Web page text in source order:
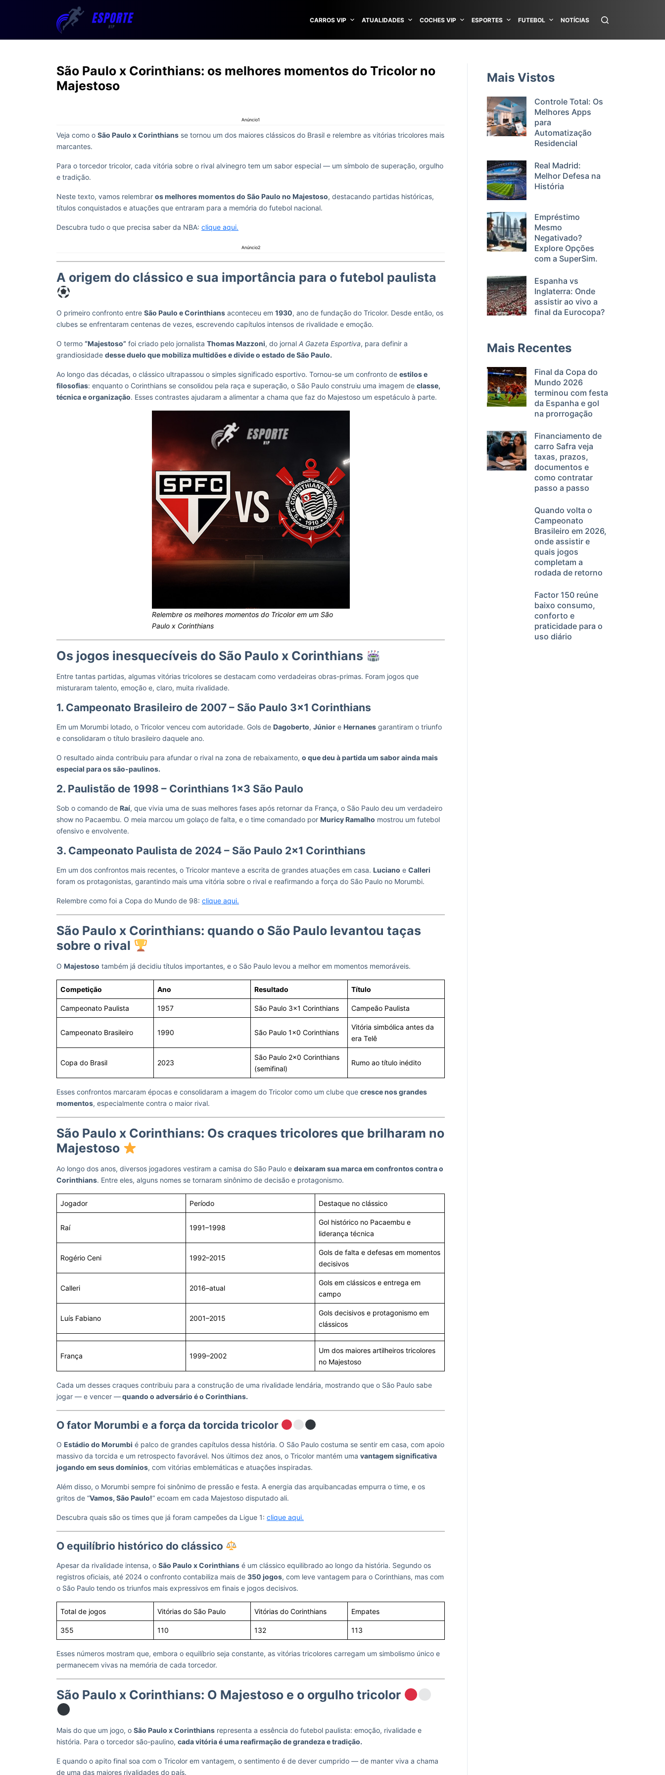
CARROS VIP ATUALIDADES COCHES VIP ESPORTES FUTEBOL NOTÍCIAS
São Paulo x Corinthians: os melhores momentos do Tricolor no
Majestoso
Anúncio1
Veja como o São Paulo x Corinthians se tornou um dos maiores clássicos do Brasil e relembre as vitórias tricolores mais
marcantes.
Para o torcedor tricolor, cada vitória sobre o rival alvinegro tem um sabor especial — um símbolo de superação, orgulho
e tradição.
Neste texto, vamos relembrar os melhores momentos do São Paulo no Majestoso, destacando partidas históricas,
títulos conquistados e atuações que entraram para a memória do futebol nacional.
Descubra tudo o que precisa saber da NBA: clique aqui.
Anúncio2
A origem do clássico e sua importância para o futebol paulista
O primeiro confronto entre São Paulo e Corinthians aconteceu em 1930, ano de fundação do Tricolor. Desde então, os
clubes se enfrentaram centenas de vezes, escrevendo capítulos intensos de rivalidade e emoção.
O termo “Majestoso” foi criado pelo jornalista Thomas Mazzoni, do jornal A Gazeta Esportiva, para definir a
grandiosidade desse duelo que mobiliza multidões e divide o estado de São Paulo.
Ao longo das décadas, o clássico ultrapassou o simples significado esportivo. Tornou-se um confronto de estilos e
filosofias: enquanto o Corinthians se consolidou pela raça e superação, o São Paulo construiu uma imagem de classe,
técnica e organização. Esses contrastes ajudaram a alimentar a chama que faz do Majestoso um espetáculo à parte.
Relembre os melhores momentos do Tricolor em um São
Paulo x Corinthians
Os jogos inesquecíveis do São Paulo x Corinthians
Entre tantas partidas, algumas vitórias tricolores se destacam como verdadeiras obras-primas. Foram jogos que
misturaram talento, emoção e, claro, muita rivalidade.
1. Campeonato Brasileiro de 2007 – São Paulo 3×1 Corinthians
Em um Morumbi lotado, o Tricolor venceu com autoridade. Gols de Dagoberto, Júnior e Hernanes garantiram o triunfo
e consolidaram o título brasileiro daquele ano.
O resultado ainda contribuiu para afundar o rival na zona de rebaixamento, o que deu à partida um sabor ainda mais
especial para os são-paulinos.
2. Paulistão de 1998 – Corinthians 1×3 São Paulo
Sob o comando de Raí, que vivia uma de suas melhores fases após retornar da França, o São Paulo deu um verdadeiro
show no Pacaembu. O meia marcou um golaço de falta, e o time comandado por Muricy Ramalho mostrou um futebol
ofensivo e envolvente.
3. Campeonato Paulista de 2024 – São Paulo 2×1 Corinthians
Em um dos confrontos mais recentes, o Tricolor manteve a escrita de grandes atuações em casa. Luciano e Calleri
foram os protagonistas, garantindo mais uma vitória sobre o rival e reafirmando a força do São Paulo no Morumbi.
Relembre como foi a Copa do Mundo de 98: clique aqui.
São Paulo x Corinthians: quando o São Paulo levantou taças
sobre o rival
O Majestoso também já decidiu títulos importantes, e o São Paulo levou a melhor em momentos memoráveis.
Competição Ano Resultado Título
Campeonato Paulista 1957 São Paulo 3×1 Corinthians Campeão Paulista
Campeonato Brasileiro 1990 São Paulo 1×0 Corinthians
Vitória simbólica antes da
era Telê
Copa do Brasil 2023
São Paulo 2×0 Corinthians
(semifinal)
Rumo ao título inédito
Esses confrontos marcaram épocas e consolidaram a imagem do Tricolor como um clube que cresce nos grandes
momentos, especialmente contra o maior rival.
São Paulo x Corinthians: Os craques tricolores que brilharam no
Majestoso
Ao longo dos anos, diversos jogadores vestiram a camisa do São Paulo e deixaram sua marca em confrontos contra o
Corinthians. Entre eles, alguns nomes se tornaram sinônimo de decisão e protagonismo.
Jogador Período Destaque no clássico
Raí 1991–1998
Gol histórico no Pacaembu e
liderança técnica
Rogério Ceni 1992–2015
Gols de falta e defesas em momentos
decisivos
Calleri 2016–atual
Gols em clássicos e entrega em
campo
Luís Fabiano 2001–2015
Gols decisivos e protagonismo em
clássicos
França 1999–2002
Um dos maiores artilheiros tricolores
no Majestoso
Cada um desses craques contribuiu para a construção de uma rivalidade lendária, mostrando que o São Paulo sabe
jogar — e vencer —quando o adversário é o Corinthians.
O fator Morumbi e a força da torcida tricolor
O Estádio do Morumbi é palco de grandes capítulos dessa história. O São Paulo costuma se sentir em casa, com apoio
massivo da torcida e um retrospecto favorável. Nos últimos dez anos, o Tricolor mantém uma vantagem significativa
jogando em seus domínios, com vitórias emblemáticas e atuações inspiradas.
Além disso, o Morumbi sempre foi sinônimo de pressão e festa. A energia das arquibancadas empurra o time, e os
gritos de “Vamos, São Paulo!” ecoam em cada Majestoso disputado ali.
Descubra quais são os times que já foram campeões da Ligue 1: clique aqui.
O equilíbrio histórico do clássico
Apesar da rivalidade intensa, o São Paulo x Corinthians é um clássico equilibrado ao longo da história. Segundo os
registros oficiais, até 2024 o confronto contabiliza mais de 350 jogos, com leve vantagem para o Corinthians, mas com
o São Paulo tendo os triunfos mais expressivos em finais e jogos decisivos.
Total de jogos Vitórias do São Paulo Vitórias do Corinthians Empates
355 110 132 113
Esses números mostram que, embora o equilíbrio seja constante, as vitórias tricolores carregam um simbolismo único e
permanecem vivas na memória de cada torcedor.
São Paulo x Corinthians: O Majestoso e o orgulho tricolor
Mais do que um jogo, o São Paulo x Corinthians representa a essência do futebol paulista: emoção, rivalidade e
história. Para o torcedor são-paulino, cada vitória é uma reafirmação de grandeza e tradição.
E quando o apito final soa com o Tricolor em vantagem, o sentimento é de dever cumprido — de manter viva a chama
de uma das maiores rivalidades do país.
Mais Vistos
Controle Total: Os
Melhores Apps
para
Automatização
Residencial
Real Madrid:
Melhor Defesa na
História
Empréstimo
Mesmo
Negativado?
Explore Opções
com a SuperSim.
Espanha vs
Inglaterra: Onde
assistir ao vivo a
final da Eurocopa?
Mais Recentes
Final da Copa do
Mundo 2026
terminou com festa
da Espanha e gol
na prorrogação
Financiamento de
carro Safra veja
taxas, prazos,
documentos e
como contratar
passo a passo
Quando volta o
Campeonato
Brasileiro em 2026,
onde assistir e
quais jogos
completam a
rodada de retorno
Factor 150 reúne
baixo consumo,
conforto e
praticidade para o
uso diário